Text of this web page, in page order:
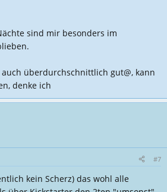
sind mir besonders im
überdurchschnittlich gut@, kann
denke ich
#7
kein Scherz) das wohl alle